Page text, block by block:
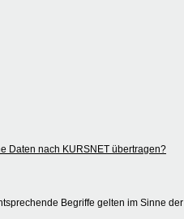
Daten nach KURSNET übertragen?
Begriffe gelten im Sinne der